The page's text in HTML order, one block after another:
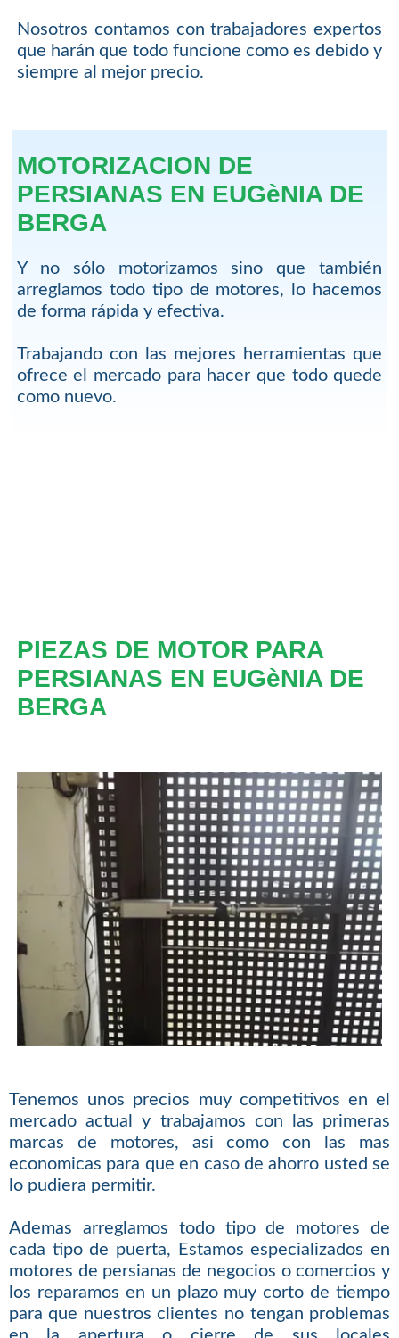
Nosotros contamos con trabajadores expertos
que harán que todo funcione como es debido y
siempre al mejor precio.
MOTORIZACION DE
PERSIANAS EN EUGèNIA DE
BERGA
Y no sólo motorizamos sino que también
arreglamos todo tipo de motores, lo hacemos
de forma rápida y efectiva.
Trabajando con las mejores herramientas que
ofrece el mercado para hacer que todo quede
como nuevo.
PIEZAS DE MOTOR PARA
PERSIANAS EN EUGèNIA DE
BERGA
Tenemos unos precios muy competitivos en el
mercado actual y trabajamos con las primeras
marcas de motores, asi como con las mas
economicas para que en caso de ahorro usted se
lo pudiera permitir.
Ademas arreglamos todo tipo de motores de
cada tipo de puerta, Estamos especializados en
motores de persianas de negocios o comercios y
los reparamos en un plazo muy corto de tiempo
para que nuestros clientes no tengan problemas